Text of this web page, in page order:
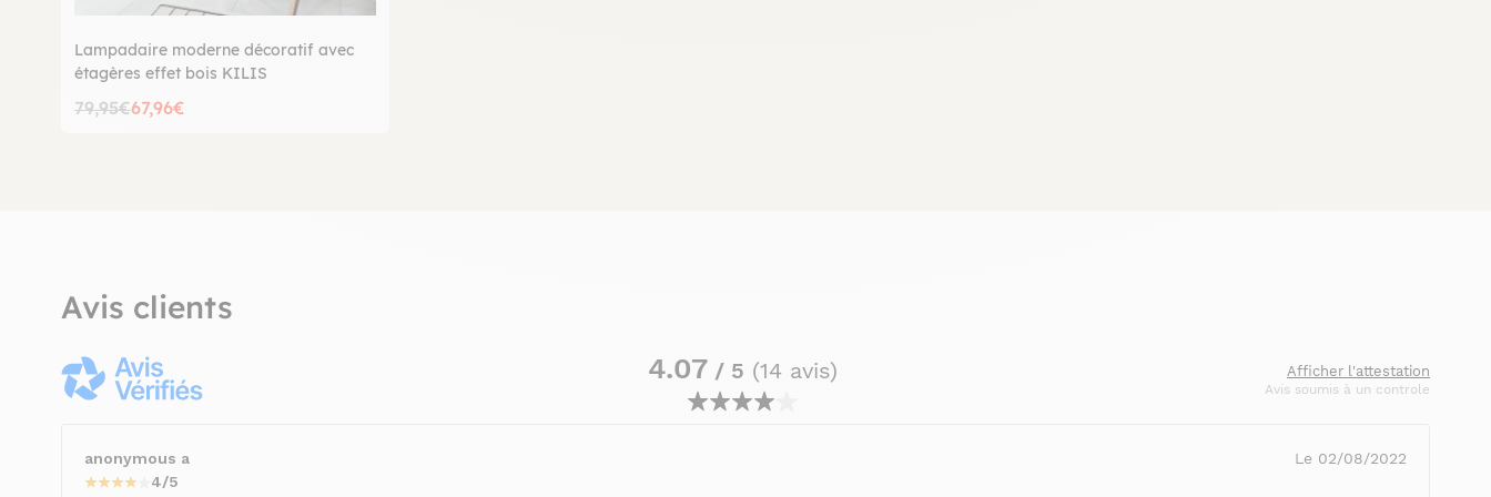
Lampadaire moderne décoratif avec
étagères effet bois KILIS
79,95€67,96€
Avis clients
4.07/ 5 (14 avis) Afficher l'attestation
Avis soumis à un controle
anonymous a
4/5
Le 02/08/2022